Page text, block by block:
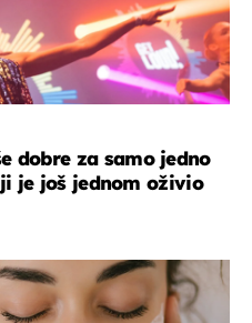
dobre za samo jedno
je još jednom oživio